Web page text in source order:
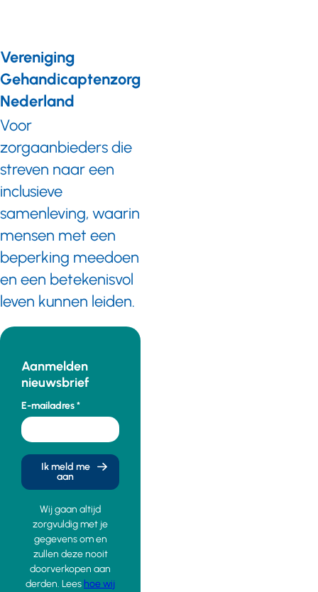
Vereniging
Gehandicaptenzorg
Nederland
Voor
zorgaanbieders die
streven naar een
inclusieve
samenleving, waarin
mensen met een
beperking meedoen
en een betekenisvol
leven kunnen leiden.
Aanmelden
nieuwsbrief
E-mailadres
Ik meld me
aan
Wij gaan altijd
zorgvuldig met je
gegevens om en
zullen deze nooit
doorverkopen aan
derden. Lees hoe wij